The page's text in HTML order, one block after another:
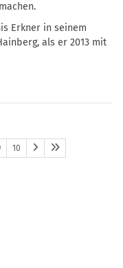
Erkner in seinem
als er 2013 mit
10